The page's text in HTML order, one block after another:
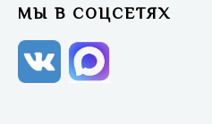
МЫ В СОЦСЕТЯХ